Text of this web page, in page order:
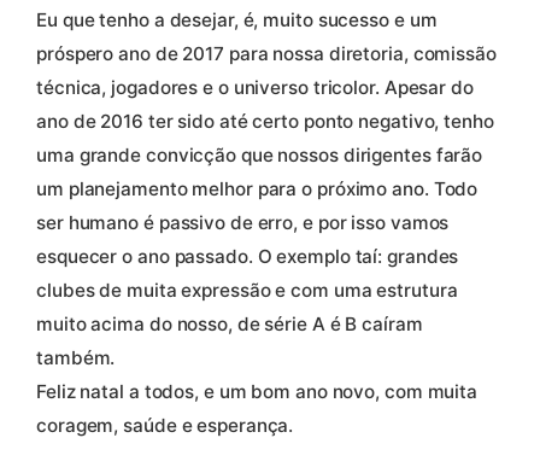
Eu que tenho a desejar, é, muito sucesso e um
próspero ano de 2017 para nossa diretoria, comissão
técnica, jogadores e o universo tricolor. Apesar do
ano de 2016 ter sido até certo ponto negativo, tenho
uma grande convicção que nossos dirigentes farão
um planejamento melhor para o próximo ano. Todo
ser humano é passivo de erro, e por isso vamos
esquecer o ano passado. O exemplo taí: grandes
clubes de muita expressão e com uma estrutura
muito acima do nosso, de série A é B caíram
também.
Feliz natal a todos, e um bom ano novo, com muita
coragem, saúde e esperança.